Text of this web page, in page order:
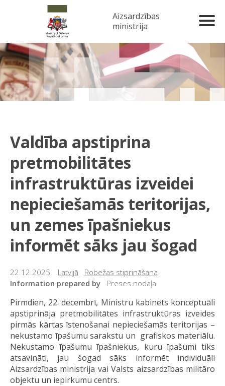
Aizsardzības
ministrija
Valdība apstiprina
pretmobilitātes
infrastruktūras izveidei
nepieciešamās teritorijas,
un zemes īpašniekus
informēt sāks jau šogad
22.12.2025 Latvijā
Robežas stiprināšana
Information prepared by
Preses nodaļa
Pirmdien, 22. decembrī, Ministru kabinets konceptuāli
apstiprināja pretmobilitātes infrastruktūras izveides
pirmās kārtas īstenošanai nepieciešamās teritorijas –
nekustamo īpašumu sarakstu un grafiskos materiālu.
Nekustamo īpašumu īpašniekus, kuru īpašumi tiks
atsavināti, jau šogad sāks informēt individuāli
Aizsardzības ministrija vai Valsts aizsardzības militāro
objektu un iepirkumu centrs.